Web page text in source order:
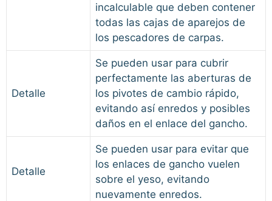
incalculable que deben contener
todas las cajas de aparejos de
los pescadores de carpas.
Detalle
Se pueden usar para cubrir
perfectamente las aberturas de
los pivotes de cambio rápido,
evitando así enredos y posibles
daños en el enlace del gancho.
Detalle
Se pueden usar para evitar que
los enlaces de gancho vuelen
sobre el yeso, evitando
nuevamente enredos.